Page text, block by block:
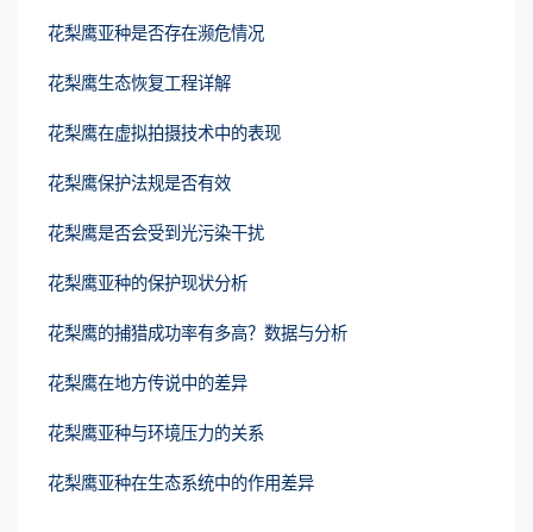
花梨鹰亚种是否存在濒危情况
花梨鹰生态恢复工程详解
花梨鹰在虚拟拍摄技术中的表现
花梨鹰保护法规是否有效
花梨鹰是否会受到光污染干扰
花梨鹰亚种的保护现状分析
花梨鹰的捕猎成功率有多高？数据与分析
花梨鹰在地方传说中的差异
花梨鹰亚种与环境压力的关系
花梨鹰亚种在生态系统中的作用差异